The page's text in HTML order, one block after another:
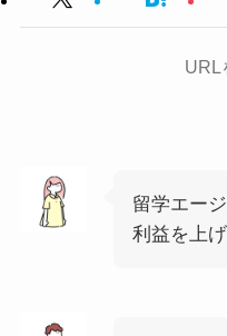
URL
留学エー
利益を上